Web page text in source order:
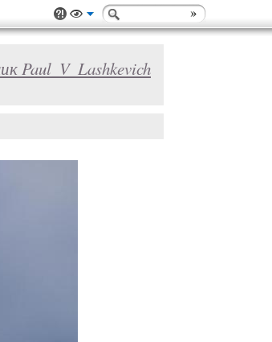
Paul_V_Lashkevich